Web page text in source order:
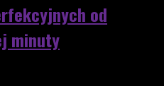
od
minuty